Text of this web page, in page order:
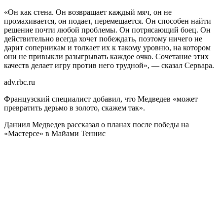
«Он как стена. Он возвращает каждый мяч, он не
промахивается, он подает, перемещается. Он способен найти
решение почти любой проблемы. Он потрясающий боец. Он
действительно всегда хочет побеждать, поэтому ничего не
дарит соперникам и толкает их к такому уровню, на котором
они не привыкли разыгрывать каждое очко. Сочетание этих
качеств делает игру против него трудной», — сказал Сервара.
adv.rbc.ru
Французский специалист добавил, что Медведев «может
превратить дерьмо в золото, скажем так».
Даниил Медведев рассказал о планах после победы на
«Мастерсе» в Майами Теннис